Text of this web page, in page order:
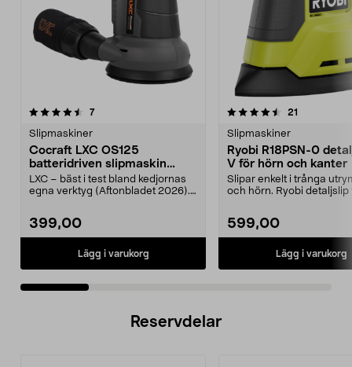
7recensioner
Slipmaskiner
Cocraft LXC OS125
batteridriven slipmaskin
oscillerande 18 V
LXC – bäst i test bland kedjornas
egna verktyg (Aftonbladet 2026).
399,00
Lägg i varukorg
4.5 av 5 stjärnor 21
Slipmaskiner
Ryobi R18PSN-0
V för hörn och kanter
Slipar enkelt i trånga
och hörn. Ryobi detaljslip
599,00
Lägg i varukorg
4.5 av 5 stjärnor
Reservdelar